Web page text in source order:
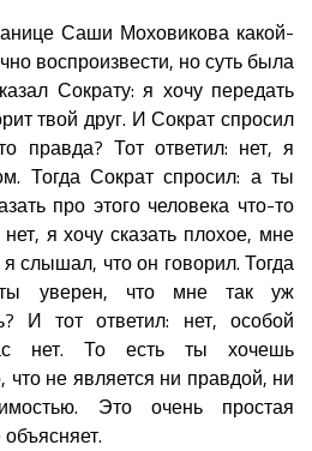
Саши Моховикова какой-
воспроизвести, но суть была
Сократу: я хочу передать
твой друг. И Сократ спросил
правда? Тот ответил: нет, я
Тогда Сократ спросил: а ты
про этого человека что-то
я хочу сказать плохое, мне
слышал, что он говорил. Тогда
уверен, что мне так уж
И тот ответил: нет, особой
нет. То есть ты хочешь
не является ни правдой, ни
Это очень простая